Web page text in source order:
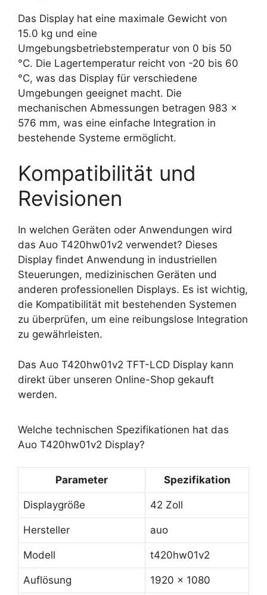
Das Display hat eine maximale Gewicht von
15.0 kg und eine
Umgebungsbetriebstemperatur von 0 bis 50
°C. Die Lagertemperatur reicht von -20 bis 60
°C, was das Display für verschiedene
Umgebungen geeignet macht. Die
mechanischen Abmessungen betragen 983 x
576 mm, was eine einfache Integration in
bestehende Systeme ermöglicht.
Kompatibilität und
Revisionen
In welchen Geräten oder Anwendungen wird
das Auo T420hw01v2 verwendet? Dieses
Display findet Anwendung in industriellen
Steuerungen, medizinischen Geräten und
anderen professionellen Displays. Es ist wichtig,
die Kompatibilität mit bestehenden Systemen
zu überprüfen, um eine reibungslose Integration
zu gewährleisten.
Das Auo T420hw01v2 TFT-LCD Display kann
direkt über unseren Online-Shop gekauft
werden.
Welche technischen Spezifikationen hat das
Auo T420hw01v2 Display?
Parameter Spezifikation
Displaygröße 42 Zoll
Hersteller auo
Modell t420hw01v2
Auflösung 1920 x 1080